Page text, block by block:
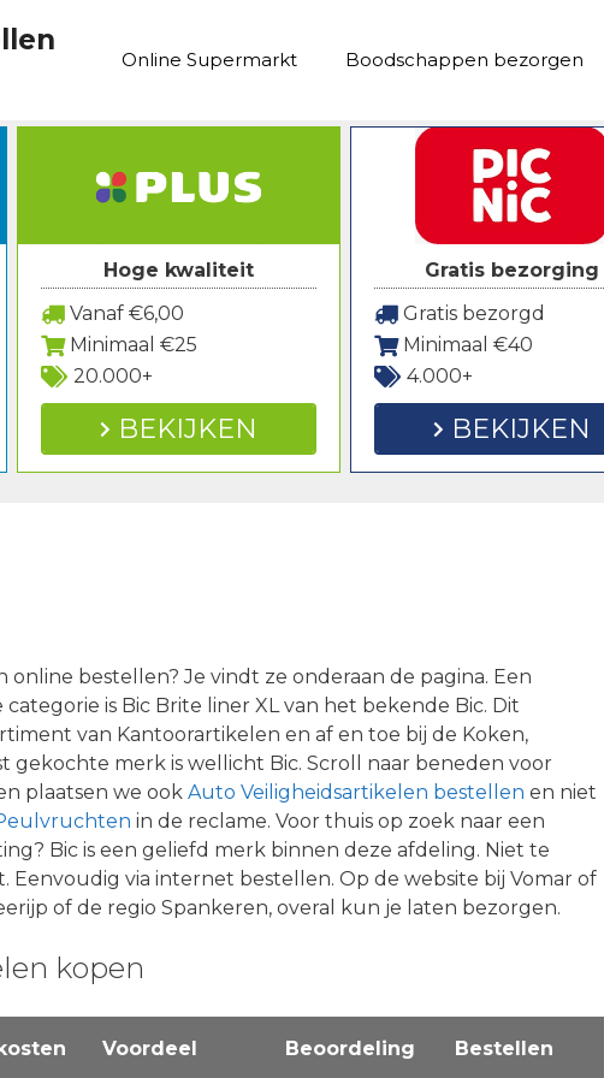
Online Supermarkt Boodschappen bezorgen
Hoge kwaliteit
Vanaf €6,00
Minimaal €25
20.000+
BEKIJKEN
Gratis bezorging
Gratis bezorgd
Minimaal €40
4.000+
BEKIJKEN
bestellen? Je vindt ze onderaan de pagina. Een
is Bic Brite liner XL van het bekende Bic. Dit
van Kantoorartikelen en af en toe bij de Koken,
gekochte merk is wellicht Bic. Scroll naar beneden voor
plaatsen we ook Auto Veiligheidsartikelen bestellen en niet
in de reclame. Voor thuis op zoek naar een
Bic is een geliefd merk binnen deze afdeling. Niet te
Eenvoudig via internet bestellen. Op de website bij Vomar of
of de regio Spankeren, overal kun je laten bezorgen.
kopen
Voordeel Beoordeling Bestellen